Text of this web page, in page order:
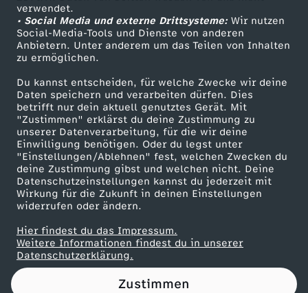
verwendet.
• Social Media und externe Drittsysteme:Wir nutzen
Social-Media-Tools und Dienste von anderen
Anbietern. Unter anderem um das Teilen von Inhalten
zu ermöglichen.
Du kannst entscheiden, für welche Zwecke wir deine
Daten speichern und verarbeiten dürfen. Dies
betrifft nur dein aktuell genutztes Gerät. Mit
"Zustimmen" erklärst du deine Zustimmung zu
unserer Datenverarbeitung, für die wir deine
Einwilligung benötigen. Oder du legst unter
"Einstellungen/Ablehnen" fest, welchen Zwecken du
deine Zustimmung gibst und welchen nicht. Deine
Datenschutzeinstellungen kannst du jederzeit mit
Wirkung für die Zukunft in deinen Einstellungen
widerrufen oder ändern.
Hier findest du das Impressum.
Weitere Informationen findest du in unserer
Datenschutzerklärung.
Zustimmen
I
t
a
l
i
e
n
-
ZDF Unternehmen
Karriere
ZDF goes Schule
Werbefernsehen
Mainzelmännchen
Partner